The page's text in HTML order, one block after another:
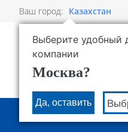
Ваш город: Казахстан
Выберите удобный
компании
Москва?
Да, оставить
О КОМПАНИИ